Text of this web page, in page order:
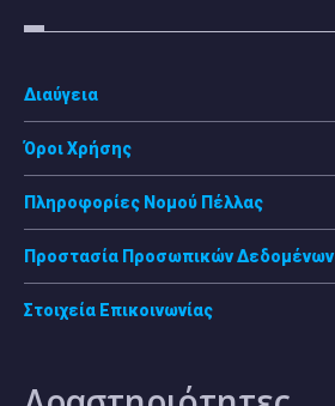
Διαύγεια
Όροι Χρήσης
Πληροφορίες Νομού Πέλλας
Προστασία Προσωπικών Δεδομένων
Στοιχεία Επικοινωνίας